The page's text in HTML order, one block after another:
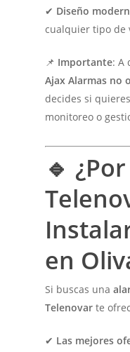
✔ Diseño
cualquier tipo de
📌 Importante: A
Ajax Alarmas no
decides si
monitoreo o
🔹
en
Si buscas una
Telenovar te
✔ Las mejores